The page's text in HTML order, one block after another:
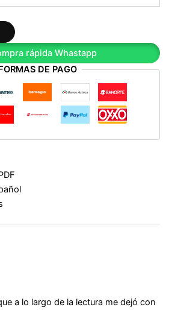
rápida Whastapp
DE PAGO
a lo largo de la lectura me dejó con